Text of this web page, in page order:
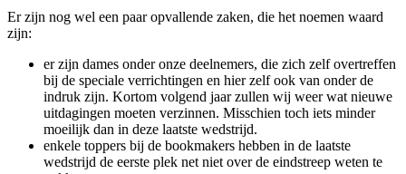
Er zijn nog wel een paar opvallende zaken, die het noemen waard
zijn:
er zijn dames onder onze deelnemers, die zich zelf overtreffen
bij de speciale verrichtingen en hier zelf ook van onder de
indruk zijn. Kortom volgend jaar zullen wij weer wat nieuwe
uitdagingen moeten verzinnen. Misschien toch iets minder
moeilijk dan in deze laatste wedstrijd.
enkele toppers bij de bookmakers hebben in de laatste
wedstrijd de eerste plek net niet over de eindstreep weten te